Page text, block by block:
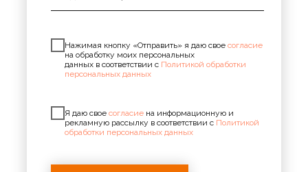
Нажимая кнопку «Отправить» я даю свое согласие
на обработку моих персональных
данных в соответствии с Политикой обработки
персональных данных
Я даю свое согласие на информационную и
рекламную рассылку в соответствии с Политикой
обработки персональных данных